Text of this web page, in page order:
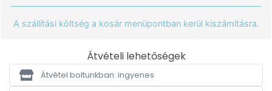
A szállítási költség a kosár menüpontban kerül kiszámításra.
Átvételi lehetőségek
Átvétel boltunkban: ingyenes